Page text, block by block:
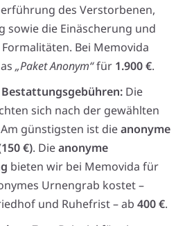
des Verstorbenen,
sowie die Einäscherung und
Bei Memovida
„Paket Anonym“für 1.900 €.
Die
sich nach der gewählten
günstigsten ist dieanonyme
€). Dieanonyme
bieten wir bei Memovida für
Urnengrab kostet –
und Ruhefrist – ab 400 €.